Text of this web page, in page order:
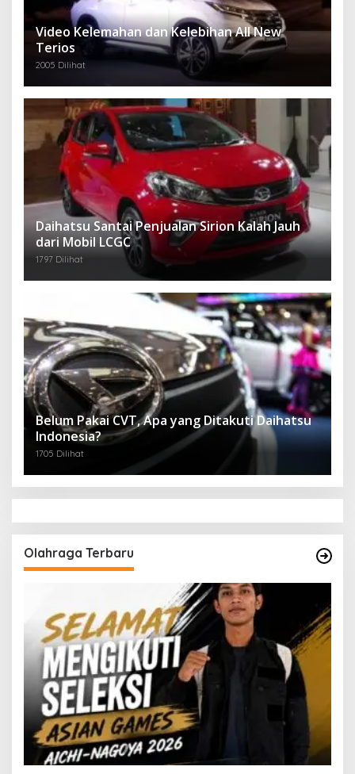
Video Kelemahan dan Kelebihan All New
Terios
2005 Dilihat
Daihatsu Santai Penjualan Sirion Kalah Jauh
dari Mobil LCGC
1797 Dilihat
Belum Pakai CVT, Apa yang Ditakuti Daihatsu
Indonesia?
1705 Dilihat
Olahraga Terbaru